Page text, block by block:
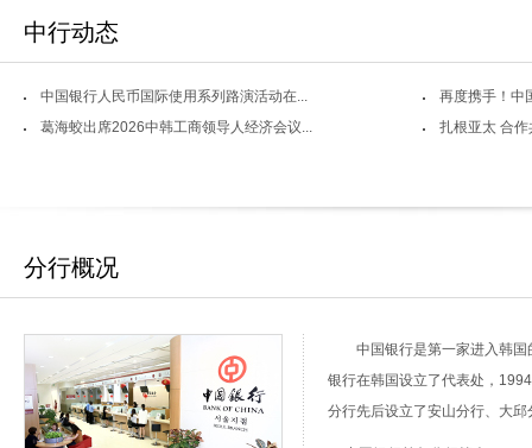
中行动态
中国银行人民币国际使用系列路演活动在...
再度携手！中
葛海蛟出席2026中韩工商领导人经济会议...
扎根亚太 合
分行概况
中国银行是第一家进入韩
银行在韩国设立了代表处，
分行先后设立了安山分行、大